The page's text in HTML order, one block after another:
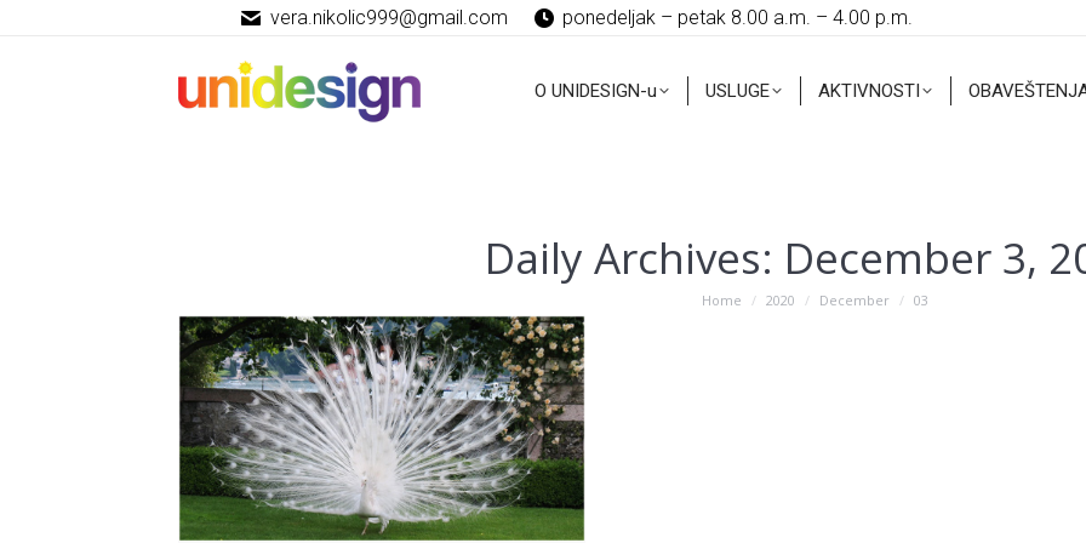
vera.nikolic999@gmail.com ponedeljak – petak 8.00 a.m. – 4.00 p.m.
O UNIDESIGN-u USLUGE AKTIVNOSTI
Daily Archives: December 3,
You are here:
Home 2020 December 03